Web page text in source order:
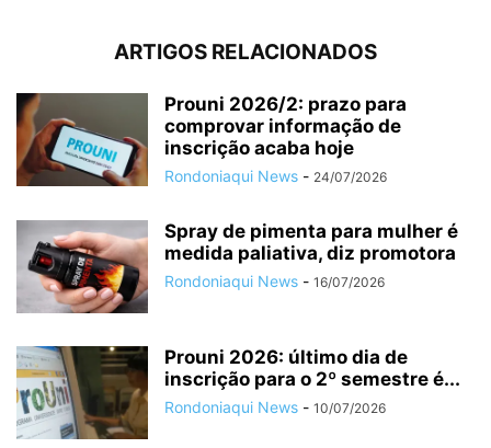
ARTIGOS RELACIONADOS
Prouni 2026/2: prazo para
comprovar informação de
inscrição acaba hoje
Rondoniaqui News - 24/07/2026
Spray de pimenta para mulher é
medida paliativa, diz promotora
Rondoniaqui News - 16/07/2026
Prouni 2026: último dia de
inscrição para o 2º semestre é...
Rondoniaqui News - 10/07/2026